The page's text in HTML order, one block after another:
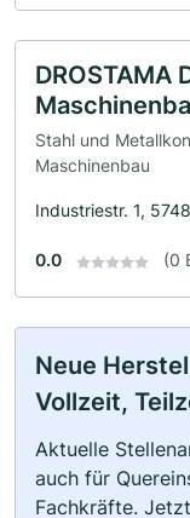
DROSTAMA
Stahl und
Maschinenbau
Industriestr. 1,
0.0 (0
Neue
Vollzeit,
Aktuelle
auch für
Fachkräfte.